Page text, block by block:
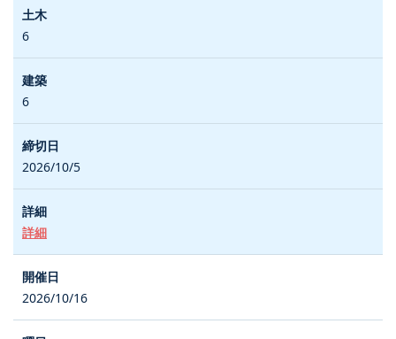
6
6
2026/10/5
詳細
2026/10/16